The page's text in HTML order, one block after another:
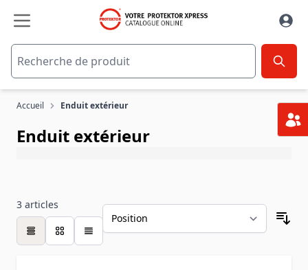
Accueil Enduit extérieur
Enduit extérieur
3 articles
table